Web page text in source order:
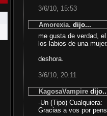
3/6/10, 15:53
Amorexia. dijo...
me gusta de verdad,
los labios de una
deshora.
3/6/10, 20:11
KagosaVampire
-Un (Tipo) Cualquiera:
Gracias a vos por